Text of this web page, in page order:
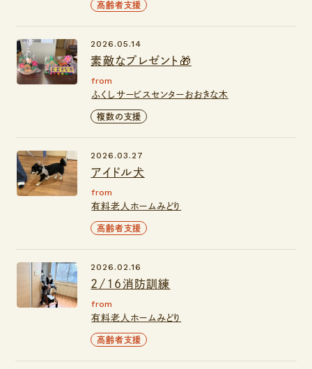
高齢者支援
素敵なプレゼント🎁
2026.05.14
from
ふくしサービスセンターおおきな木
複数の支援
アイドル犬
2026.03.27
from
有料老人ホームみどり
高齢者支援
2/16消防訓練
2026.02.16
from
有料老人ホームみどり
高齢者支援